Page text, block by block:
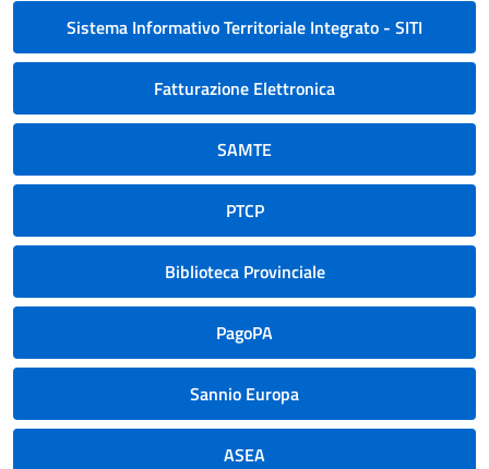
Sistema Informativo Territoriale Integrato - SITI
Fatturazione Elettronica
SAMTE
PTCP
Biblioteca Provinciale
PagoPA
Sannio Europa
ASEA